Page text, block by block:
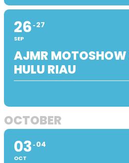
26
SEP
27
AJMR
HULU RIAU
OCTOBER
03
OCT
04